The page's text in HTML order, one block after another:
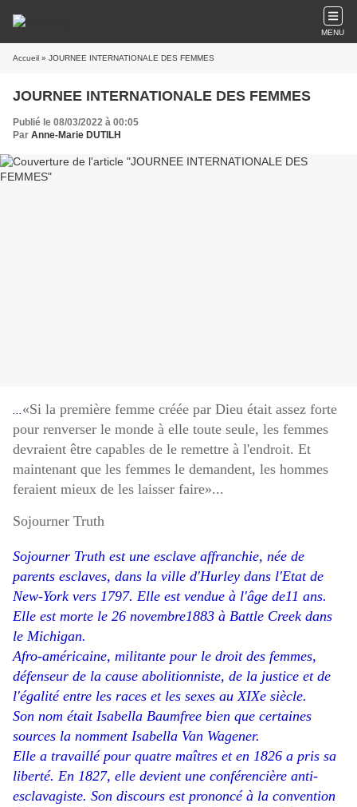
MENU
Accueil » JOURNEE INTERNATIONALE DES FEMMES
JOURNEE INTERNATIONALE DES FEMMES
Publié le 08/03/2022 à 00:05
Par Anne-Marie DUTILH
«Si la première femme créée par Dieu était assez forte
pour renverser le monde à elle toute seule, les femmes
devraient être capables de le remettre à l'endroit. Et
maintenant que les femmes le demandent, les hommes
feraient mieux de les laisser faire»...
Sojourner Truth
Sojourner Truth est une esclave affranchie, née de
parents esclaves, dans la ville d'Hurley dans l'Etat de
New-York vers 1797. Elle est vendue à l'âge de11 ans.
Elle est morte le 26 novembre1883 à Battle Creek dans
le Michigan.
Afro-américaine, militante pour le droit des femmes,
défenseur de la cause abolitionniste, de la justice et de
l'égalité entre les races et les sexes au XIXe siècle.
Son nom était Isabella Baumfree bien que certaines
sources la nomment Isabella Van Wagener.
Elle a travaillé pour quatre maîtres et en 1826 a pris sa
liberté. En 1827, elle devient une conférencière anti-
esclavagiste. Son discours est prononcé à la convention